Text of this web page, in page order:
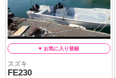
スズキ
FE230